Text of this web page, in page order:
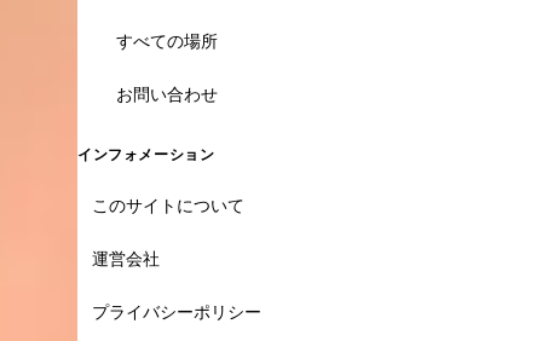
すべての場所
お問い合わせ
インフォメーション
このサイトについて
運営会社
プライバシーポリシー